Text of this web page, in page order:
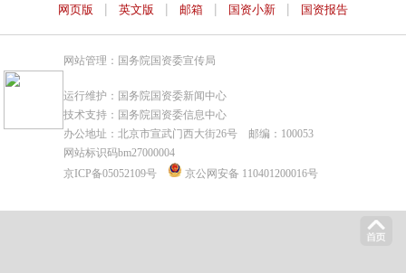
网页版 | 英文版 | 邮箱 | 国资小新 | 国资报告
网站管理：国务院国资委宣传局
运行维护：国务院国资委新闻中心
技术支持：国务院国资委信息中心
办公地址：北京市宣武门西大街26号 邮编：100053
网站标识码bm27000004
京ICP备05052109号
京公网安备 110401200016号